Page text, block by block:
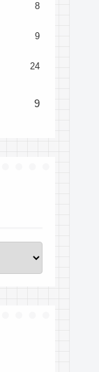
8
9
24
9